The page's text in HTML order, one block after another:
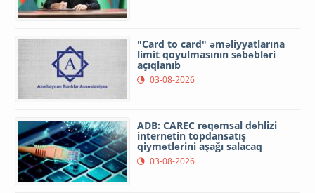
"Card to card" əməliyyatlarına
limit qoyulmasının səbəbləri
açıqlanıb
03-08-2026
ADB: CAREC rəqəmsal dəhlizi
internetin topdansatış
qiymətlərini aşağı salacaq
03-08-2026